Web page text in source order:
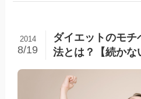
ダイエットのモチ
法とは？【続かな
2014
8/19